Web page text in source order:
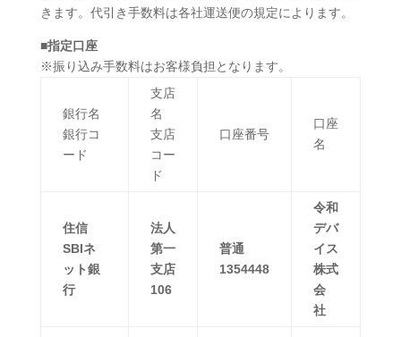
きます。代引き手数料は各社運送便の規定によります。
■指定口座
※振り込み手数料はお客様負担となります。
銀行名
銀行コ
ード
支店
名
支店
コー
ド
口座番号
口座
名
住信
SBIネ
ット銀
行
法人
第一
支店
106
普通
1354448
令和
デバ
イス
株式
会
社